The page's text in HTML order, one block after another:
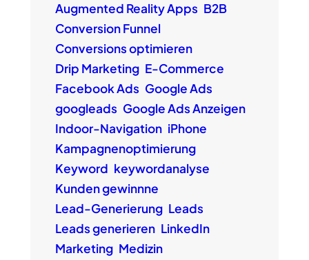
Augmented Reality Apps B2B
Conversion Funnel
Conversions optimieren
Drip Marketing E-Commerce
Facebook Ads Google Ads
googleads Google Ads Anzeigen
Indoor-Navigation iPhone
Kampagnenoptimierung
Keyword keywordanalyse
Kunden gewinnne
Lead-Generierung Leads
Leads generieren LinkedIn
Marketing Medizin